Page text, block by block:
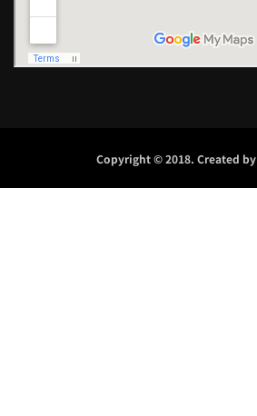
Copyright © 2018. Created by